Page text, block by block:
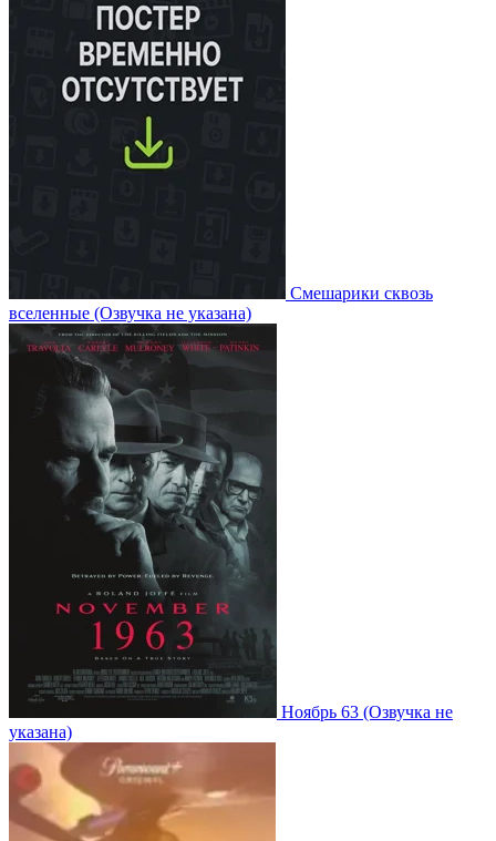
Смешарики сквозь
вселенные (Озвучка не указана)
Ноябрь 63 (Озвучка не
указана)